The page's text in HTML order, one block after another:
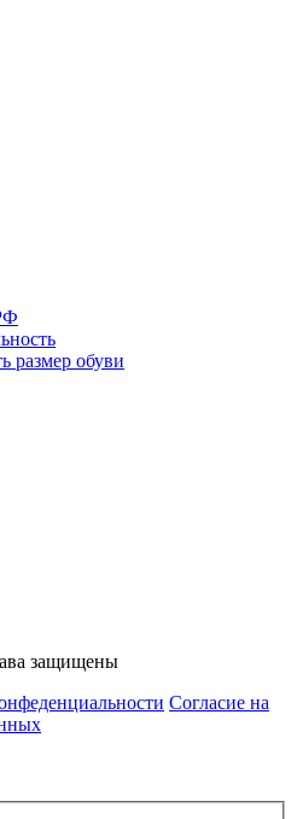
размер обуви
защищены
Согласие на